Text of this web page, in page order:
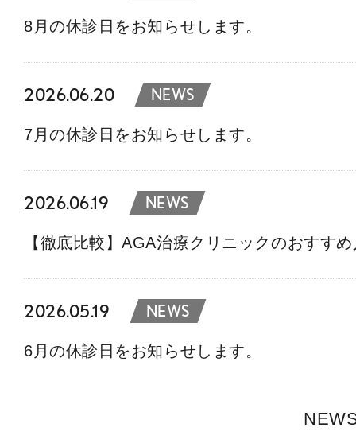
8月の休診日をお知らせします。
2026.06.20 NEWS
7月の休診日をお知らせします。
2026.06.19 NEWS
【徹底比較】AGA治療クリニックのおすす
2026.05.19 NEWS
6月の休診日をお知らせします。